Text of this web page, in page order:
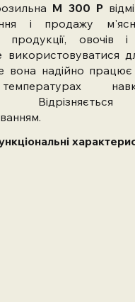
M 300 P
і продажу
продукції, овочів
вона надійно